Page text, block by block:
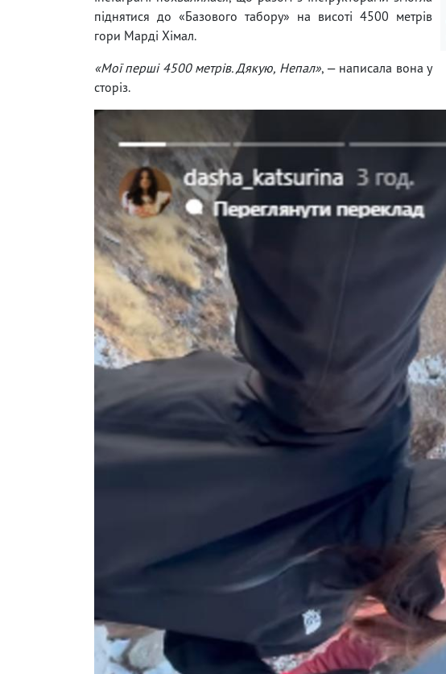
піднятися до «Базового табору» на висоті 4500 метрів
гори Марді Хімал.
«Мої перші 4500 метрів. Дякую, Непал», — написала вона у
сторіз.